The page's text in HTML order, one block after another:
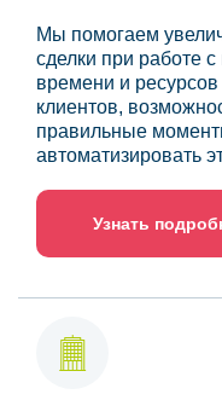
Мы помогаем
сделки при работе
времени и
клиентов,
правильные
автоматизировать
Узнать